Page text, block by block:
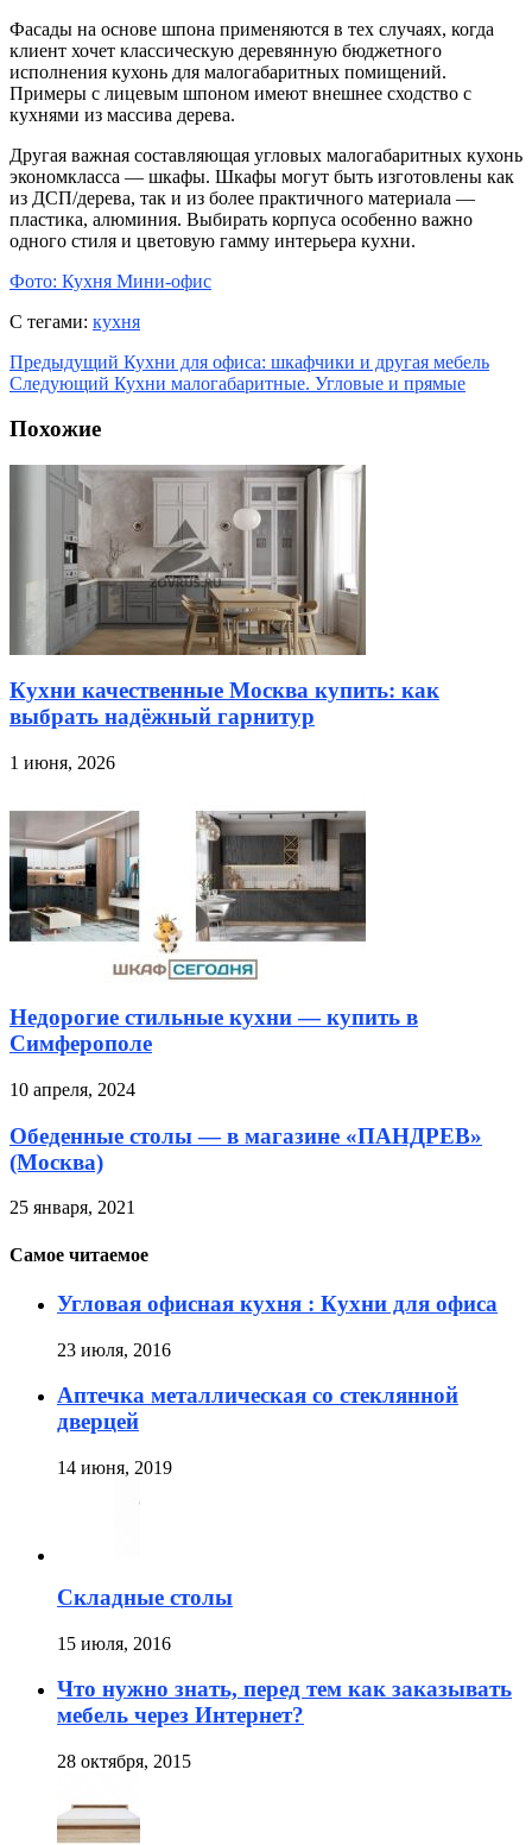
Фасады на основе шпона применяются в тех случаях, когда
клиент хочет классическую деревянную бюджетного
исполнения кухонь для малогабаритных помищений.
Примеры с лицевым шпоном имеют внешнее сходство с
кухнями из массива дерева.
Другая важная составляющая угловых малогабаритных кухонь
экономкласса — шкафы. Шкафы могут быть изготовлены как
из ДСП/дерева, так и из более практичного материала —
пластика, алюминия. Выбирать корпуса особенно важно
одного стиля и цветовую гамму интерьера кухни.
Фото: Кухня Мини-офис
С тегами: кухня
Предыдущий Кухни для офиса: шкафчики и другая мебель
Следующий Кухни малогабаритные. Угловые и прямые
Похожие
Кухни качественные Москва купить: как
выбрать надёжный гарнитур
1 июня, 2026
Недорогие стильные кухни — купить в
Симферополе
10 апреля, 2024
Обеденные столы — в магазине «ПАНДРЕВ»
(Москва)
25 января, 2021
Самое читаемое
Угловая офисная кухня : Кухни для офиса
23 июля, 2016
Аптечка металлическая со стеклянной
дверцей
14 июня, 2019
Складные столы
15 июля, 2016
Что нужно знать, перед тем как заказывать
мебель через Интернет?
28 октября, 2015